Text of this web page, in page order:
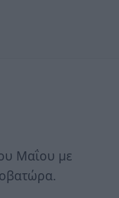
Μαΐου με